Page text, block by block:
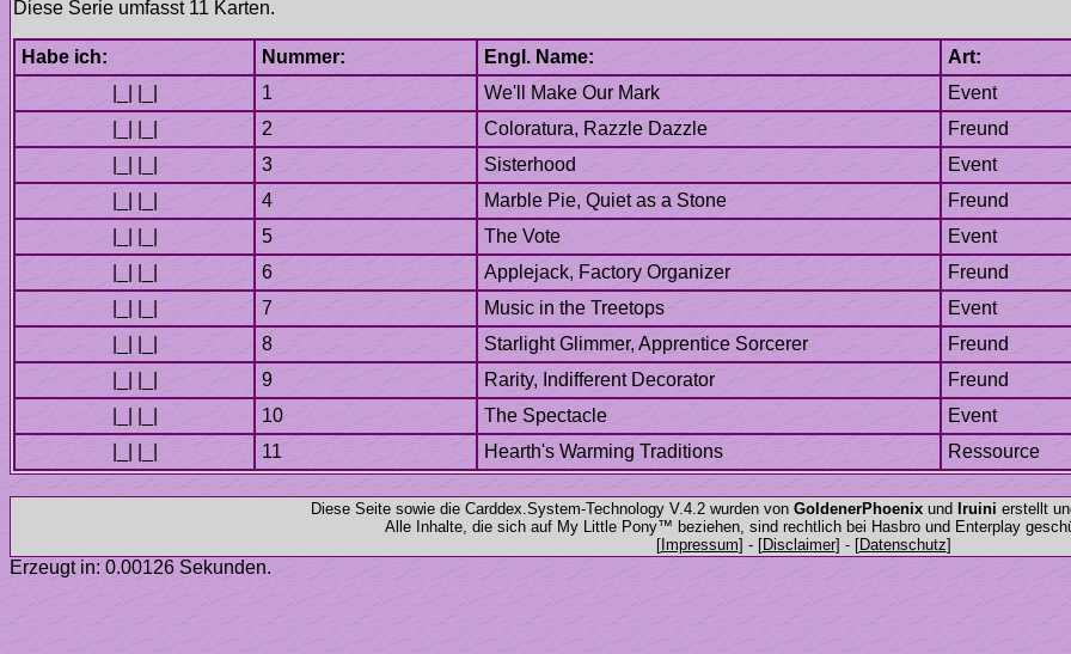
Diese Seite sowie die Carddex.System-Technology V.4.2 wurden von und
erstellt
Alle Inhalte, die sich auf My Little Pony™ beziehen, sind rechtlich bei Hasbro und Enterplay
]
Erzeugt in: 0.00126 Sekunden.